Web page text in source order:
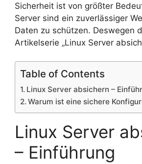
Sicherheit ist von größter
Server sind ein zuverlässiger
Daten zu schützen. Deswegen
Artikelserie „Linux Server
Table of Contents
Linux Server absichern –
Warum ist eine sichere
Linux Server
– Einführung